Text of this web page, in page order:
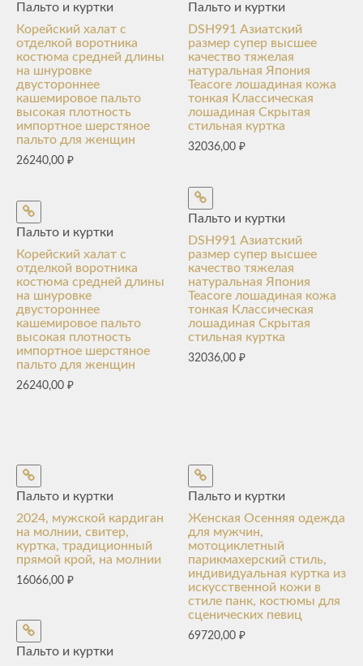
Пальто и куртки
Корейский халат с
отделкой воротника
костюма средней длины
на шнуровке
двустороннее
кашемировое пальто
высокая плотность
импортное шерстяное
пальто для женщин
26240,00 ₽
Пальто и куртки
Корейский халат с
отделкой воротника
костюма средней длины
на шнуровке
двустороннее
кашемировое пальто
высокая плотность
импортное шерстяное
пальто для женщин
26240,00 ₽
Пальто и куртки
DSH991 Азиатский
размер супер высшее
качество тяжелая
натуральная Япония
Teacore лошадиная кожа
тонкая Классическая
лошадиная Скрытая
стильная куртка
32036,00₽
Пальто и куртки
DSH991 Азиатский
размер супер высшее
качество тяжелая
натуральная Япония
Teacore лошадиная кожа
тонкая Классическая
лошадиная Скрытая
стильная куртка
32036,00₽
Пальто и куртки
2024, мужской кардиган
на молнии, свитер,
куртка, традиционный
прямой крой, на молнии
16066,00 ₽
Пальто и куртки
Пальто и куртки
Женская Осенняя одежда
для мужчин,
мотоциклетный
парикмахерский стиль,
индивидуальная куртка из
искусственной кожи в
стиле панк, костюмы для
сценических певиц
69720,00₽